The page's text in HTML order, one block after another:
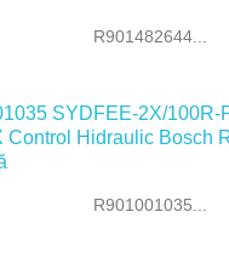
R901482644...
R901001035...